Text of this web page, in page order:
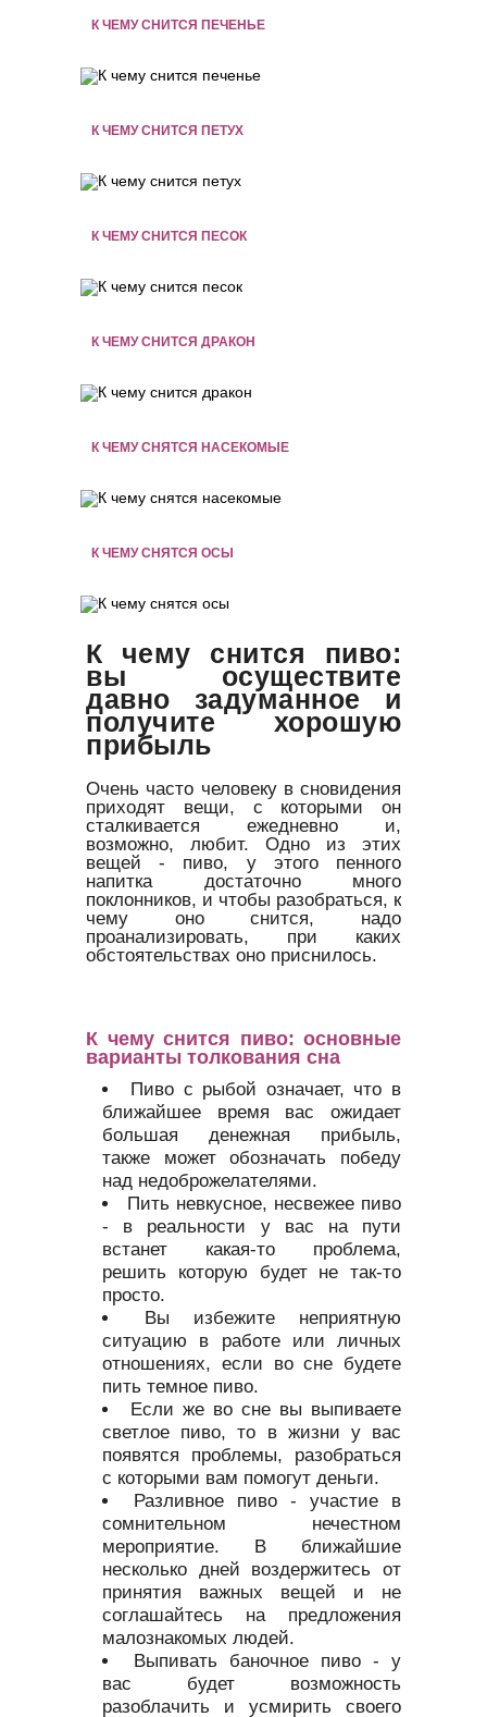
К ЧЕМУ СНИТСЯ ПЕЧЕНЬЕ
К ЧЕМУ СНИТСЯ ПЕТУХ
К ЧЕМУ СНИТСЯ ПЕСОК
К ЧЕМУ СНИТСЯ ДРАКОН
К ЧЕМУ СНЯТСЯ НАСЕКОМЫЕ
К ЧЕМУ СНЯТСЯ ОСЫ
К чему снится пиво:
вы осуществите
давно задуманное и
получите хорошую
прибыль
Очень часто человеку в сновидения
приходят вещи, с которыми он
сталкивается ежедневно и,
возможно, любит. Одно из этих
вещей - пиво, у этого пенного
напитка достаточно много
поклонников, и чтобы разобраться, к
чему оно снится, надо
проанализировать, при каких
обстоятельствах оно приснилось.
К чему снится пиво: основные
варианты толкования сна
Пиво с рыбой означает, что в
ближайшее время вас ожидает
большая денежная прибыль,
также может обозначать победу
над недоброжелателями.
Пить невкусное, несвежее пиво
- в реальности у вас на пути
встанет какая-то проблема,
решить которую будет не так-то
просто.
Вы избежите неприятную
ситуацию в работе или личных
отношениях, если во сне будете
пить темное пиво.
Если же во сне вы выпиваете
светлое пиво, то в жизни у вас
появятся проблемы, разобраться
с которыми вам помогут деньги.
Разливное пиво - участие в
сомнительном нечестном
мероприятие. В ближайшие
несколько дней воздержитесь от
принятия важных вещей и не
соглашайтесь на предложения
малознакомых людей.
Выпивать баночное пиво - у
вас будет возможность
разоблачить и усмирить своего